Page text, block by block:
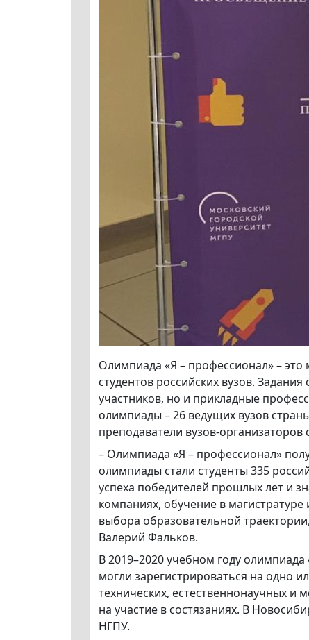
Олимпиада «Я – профессионал» –
студентов российских вузов.
участников, но и прикладные
олимпиады – 26 ведущих вузов
преподаватели вузов-
– Олимпиада «Я – профессионал»
олимпиады стали студенты 335
успеха победителей прошлых лет и
компаниях, обучение в
выбора образовательной
Валерий Фальков.
В 2019–2020 учебном году
могли зарегистрироваться на одно
технических, естественнонаучных
на участие в состязаниях. В
НГПУ.